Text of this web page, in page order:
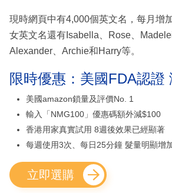
現時網頁中有4,000個英文名，每月增
女英文名還有Isabella、Rose、
Alexander、Archie和Harry等。
限時優惠：美國FDA認證
美國amazon鎖量及評價No. 1
輸入「NMG100」優惠碼額外減$100
香港用家真實試用 8週後效果已經顯著
每週使用3次、每日25分鐘 髮量明顯增
立即選購